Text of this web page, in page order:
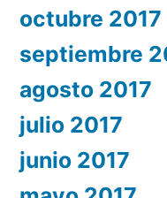
octubre 2017
septiembre
agosto 2017
julio 2017
junio 2017